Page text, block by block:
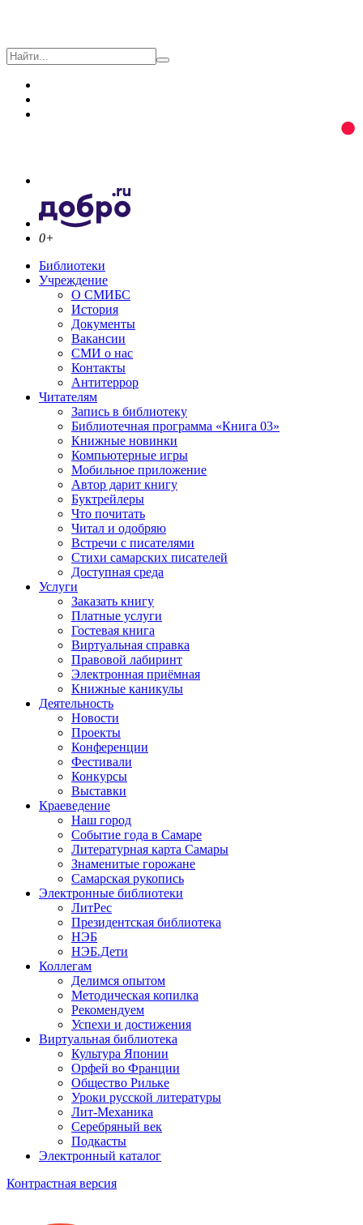
0+
Библиотеки
Учреждение
О СМИБС
История
Документы
Вакансии
СМИ о нас
Контакты
Антитеррор
Читателям
Запись в библиотеку
Библиотечная программа «Книга 03»
Книжные новинки
Компьютерные игры
Мобильное приложение
Автор дарит книгу
Буктрейлеры
Что почитать
Читал и одобряю
Встречи с писателями
Стихи самарских писателей
Доступная среда
Услуги
Заказать книгу
Платные услуги
Гостевая книга
Виртуальная справка
Правовой лабиринт
Электронная приёмная
Книжные каникулы
Деятельность
Новости
Проекты
Конференции
Фестивали
Конкурсы
Выставки
Краеведение
Наш город
Событие года в Самаре
Литературная карта Самары
Знаменитые горожане
Самарская рукопись
Электронные библиотеки
ЛитРес
Президентская библиотека
НЭБ
НЭБ.Дети
Коллегам
Делимся опытом
Методическая копилка
Рекомендуем
Успехи и достижения
Виртуальная библиотека
Культура Японии
Орфей во Франции
Общество Рильке
Уроки русской литературы
Лит-Механика
Серебряный век
Подкасты
Электронный каталог
Контрастная версия